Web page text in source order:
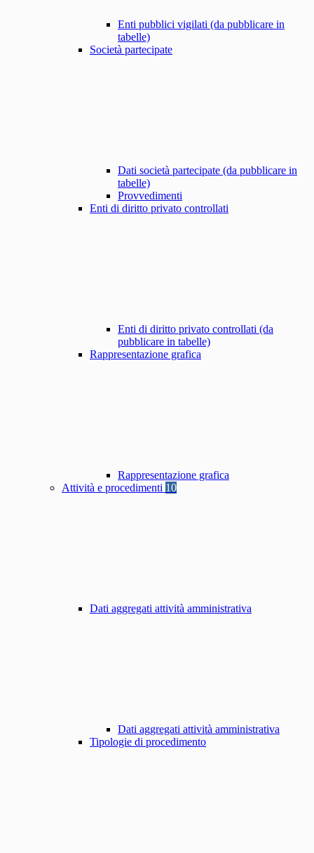
Enti pubblici vigilati (da pubblicare in
tabelle)
Società partecipate
Dati società partecipate (da pubblicare in
tabelle)
Provvedimenti
Enti di diritto privato controllati
Enti di diritto privato controllati (da
pubblicare in tabelle)
Rappresentazione grafica
Rappresentazione grafica
Attività e procedimenti 10
Dati aggregati attività amministrativa
Dati aggregati attività amministrativa
Tipologie di procedimento